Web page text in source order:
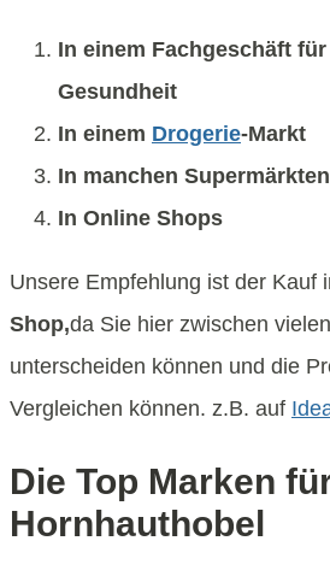
In einem Fachgeschäft
Gesundheit
In einem Drogerie-Markt
In manchen
In Online Shops
Unsere Empfehlung ist der Kauf
Shop,da Sie hier zwischen
unterscheiden können und die
Vergleichen können. z.B. auf
Die Top Marken
Hornhauthobel